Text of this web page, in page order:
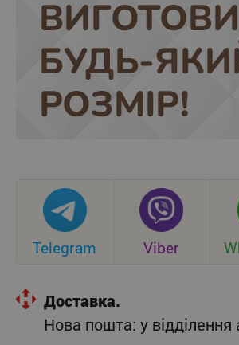
Telegram Viber
Доставка.
Нова пошта: у